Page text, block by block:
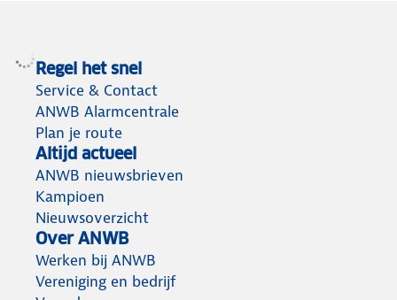
Regel het snel
Service & Contact
ANWB Alarmcentrale
Plan je route
Altijd actueel
ANWB nieuwsbrieven
Kampioen
Nieuwsoverzicht
Over ANWB
Werken bij ANWB
Vereniging en bedrijf